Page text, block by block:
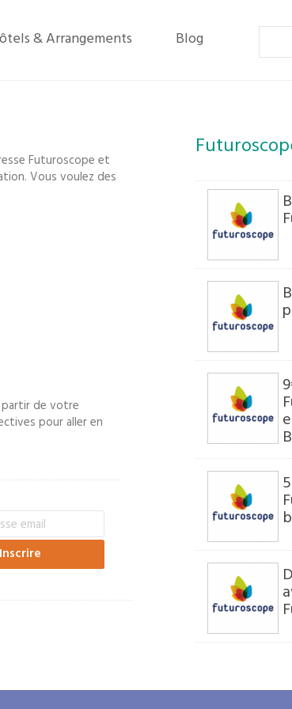
& Arrangements Blog
Futuroscope et
Vous voulez des
de votre
pour aller en